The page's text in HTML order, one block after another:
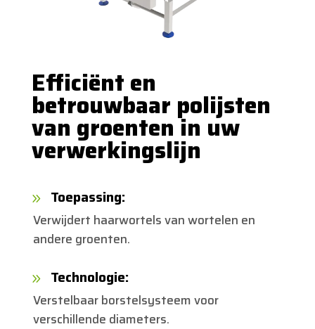
Efficiënt en
betrouwbaar polijsten
van groenten in uw
verwerkingslijn
9 Toepassing:
Verwijdert haarwortels van wortelen en
andere groenten.
9 Technologie:
Verstelbaar borstelsysteem voor
verschillende diameters.